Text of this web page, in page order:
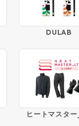
DULAB
ヒートマスタ